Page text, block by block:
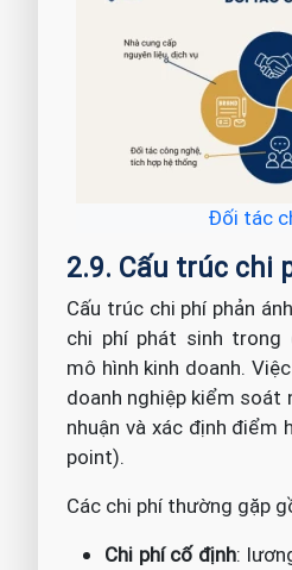
Đối tác
2.9. Cấu trúc chi
Cấu trúc chi phí phản
chi phí phát sinh trong
mô hình kinh doanh.
doanh nghiệp kiểm soát
nhuận và xác định điểm
point).
Các chi phí thường gặp
Chi phí cố định: